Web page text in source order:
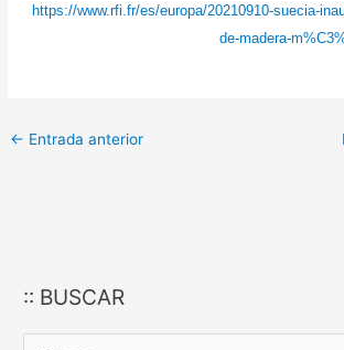
https://www.rfi.fr/es/europa/20210910-suecia-
de-madera-
← Entrada anterior
:: BUSCAR